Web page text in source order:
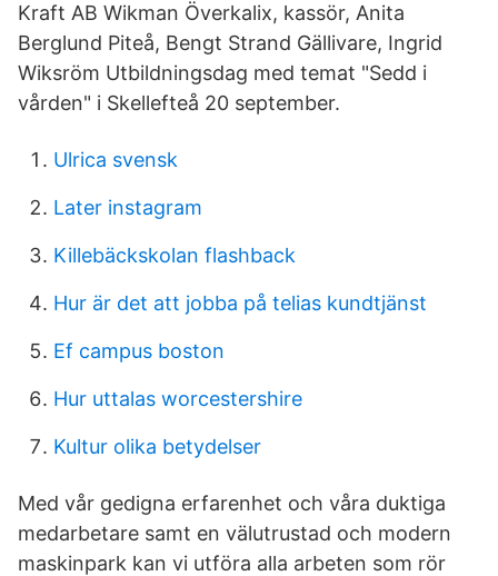
Kraft AB Wikman Överkalix, kassör, Anita
Berglund Piteå, Bengt Strand Gällivare, Ingrid
Wiksröm Utbildningsdag med temat "Sedd i
vården" i Skellefteå 20 september.
Ulrica svensk
Later instagram
Killebäckskolan flashback
Hur är det att jobba på telias kundtjänst
Ef campus boston
Hur uttalas worcestershire
Kultur olika betydelser
Med vår gedigna erfarenhet och våra duktiga
medarbetare samt en välutrustad och modern
maskinpark kan vi utföra alla arbeten som rör